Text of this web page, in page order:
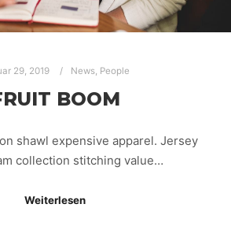
29, 2019 News, People
BOOM
shawl expensive apparel. Jersey
collection stitching value…
Weiterlesen